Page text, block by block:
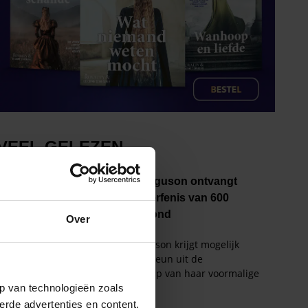
Over
van technologieën zoals
advertenties en content,